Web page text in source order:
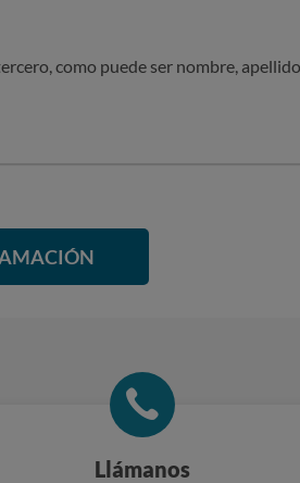
como puede ser nombre,
Llámanos